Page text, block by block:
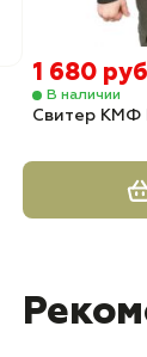
1 680 руб
В наличии
Свитер КМФ